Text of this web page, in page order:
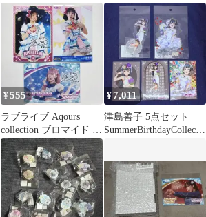
絵馬
キーホルダー
¥555
ラブライブ Aqours
collection ブロマイド 降
幡愛
¥7,011
津島善子 5点セット
SummerBirthdayCollectio